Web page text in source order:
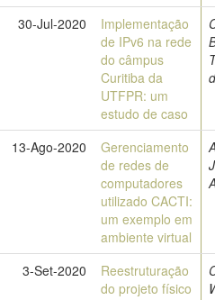
30-Jul-2020
Implementação
de IPv6 na rede
do câmpus
Curitiba da
UTFPR: um
estudo de caso
13-Ago-2020
Gerenciamento
de redes de
computadores
utilizado CACTI:
um exemplo em
ambiente virtual
3-Set-2020
Reestruturação
do projeto físico